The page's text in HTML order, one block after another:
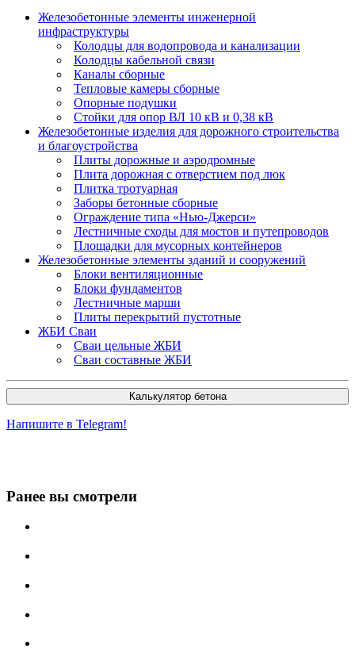
Железобетонные элементы инженерной
инфраструктуры
Колодцы для водопровода и канализации
Колодцы кабельной связи
Каналы сборные
Тепловые камеры сборные
Опорные подушки
Стойки для опор ВЛ 10 кВ и 0,38 кВ
Железобетонные изделия для дорожного строительства
и благоустройства
Плиты дорожные и аэродромные
Плита дорожная с отверстием под люк
Плитка тротуарная
Заборы бетонные сборные
Ограждение типа «Нью-Джерси»
Лестничные сходы для мостов и путепроводов
Площадки для мусорных контейнеров
Железобетонные элементы зданий и сооружений
Блоки вентиляционные
Блоки фундаментов
Лестничные марши
Плиты перекрытий пустотные
ЖБИ Сваи
Сваи цельные ЖБИ
Сваи составные ЖБИ
Калькулятор бетона
Напишите в Telegram!
Ранее вы смотрели